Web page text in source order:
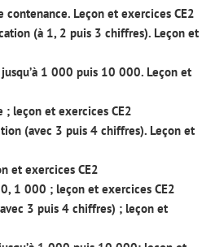
contenance. Leçon et exercices CE2
(à 1, 2 puis 3 chiffres). Leçon et
1 000 puis 10 000. Leçon et
; leçon et exercices CE2
(avec 3 puis 4 chiffres). Leçon et
et exercices CE2
1 000 ; leçon et exercices CE2
3 puis 4 chiffres) ; leçon et